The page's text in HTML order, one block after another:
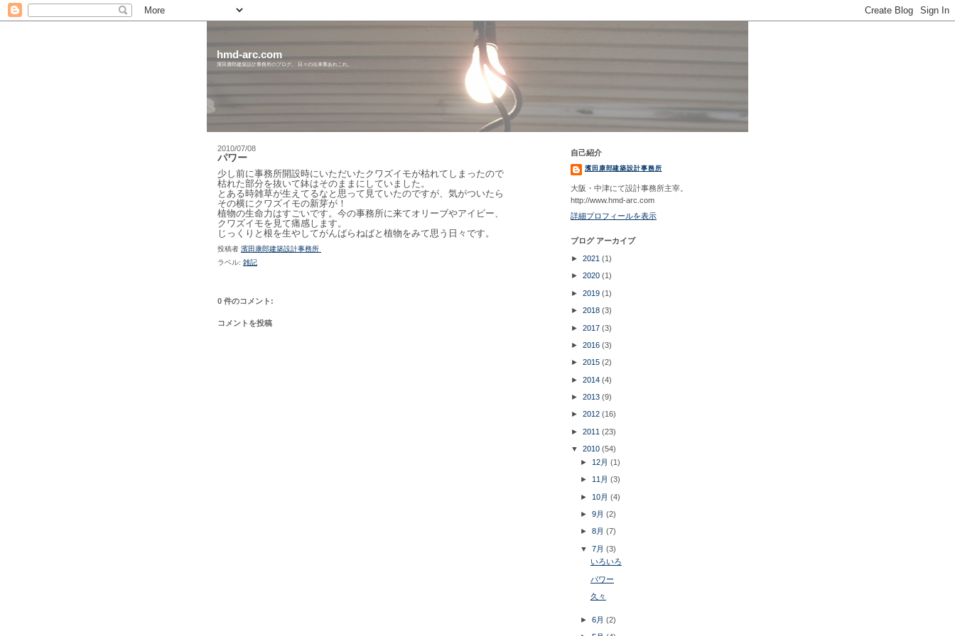
hmd-arc.com
濱田康郎建築設計事務所のブログ。 日々の出来事あれこれ。
2010/07/08
パワー
少し前に事務所開設時にいただいたクワズイモが枯れてしまったので
枯れた部分を抜いて鉢はそのままにしていました。
とある時雑草が生えてるなと思って見ていたのですが、気がついたら
その横にクワズイモの新芽が！
植物の生命力はすごいです。今の事務所に来てオリーブやアイビー、
クワズイモを見て痛感します。
じっくりと根を生やしてがんばらねばと植物をみて思う日々です。
投稿者 濱田康郎建築設計事務所
ラベル: 雑記
0 件のコメント:
コメントを投稿
自己紹介
濱田康郎建築設計事務所
大阪・中津にて設計事務所主宰。
http://www.hmd-arc.com
詳細プロフィールを表示
ブログ アーカイブ
► 2021 (1)
► 2020 (1)
► 2019 (1)
► 2018 (3)
► 2017 (3)
► 2016 (3)
► 2015 (2)
► 2014 (4)
► 2013 (9)
► 2012 (16)
► 2011 (23)
▼ 2010 (54)
► 12月(1)
► 11月(3)
► 10月(4)
►9月(2)
►8月(7)
▼7月(3)
いろいろ
パワー
久々
►6月(2)